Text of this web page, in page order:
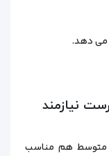
می دهد.
نیازمند
متوسط هم مناسب